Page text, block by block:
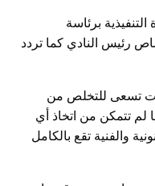
التنفيذية برئاسة
رئيس النادي كما تردد
تسعى للتخلص من
لم تتمكن من اتخاذ أي
والفنية تقع بالكامل